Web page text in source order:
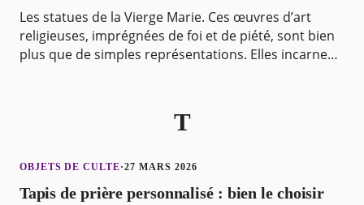
Les statues de la Vierge Marie. Ces œuvres d’art
religieuses, imprégnées de foi et de piété, sont bien
plus que de simples représentations. Elles incarnent
T
OBJETS DE CULTE·27 MARS 2026
Tapis de prière personnalisé : bien le choisir